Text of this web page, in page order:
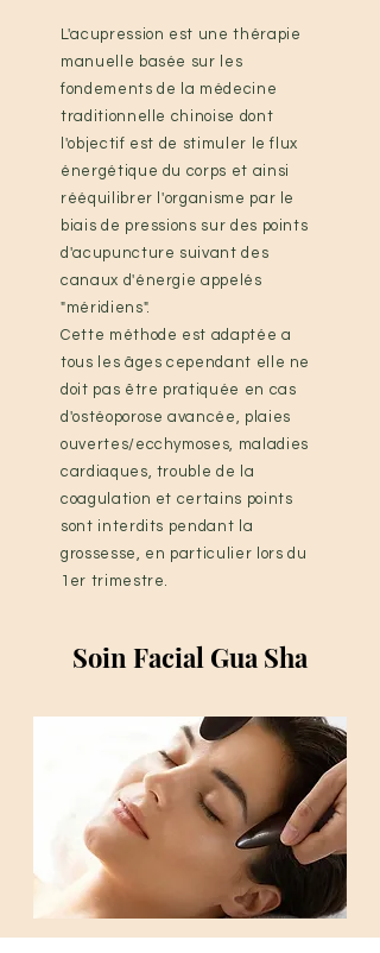
L'acupression est une thérapie
manuelle basée sur les
fondements de la médecine
traditionnelle chinoise dont
l'objectif est de stimuler le flux
énergétique du corps et ainsi
rééquilibrer l'organisme par le
biais de pressions sur des points
d'acupuncture suivant des
canaux d'énergie appelés
"méridiens".
Cette méthode est adaptée a
tous les âges cependant elle ne
doit pas être pratiquée en cas
d'ostéoporose avancée, plaies
ouvertes/ecchymoses, maladies
cardiaques, trouble de la
coagulation et certains points
sont interdits pendant la
grossesse, en particulier lors du
1er trimestre.
Soin Facial Gua Sha